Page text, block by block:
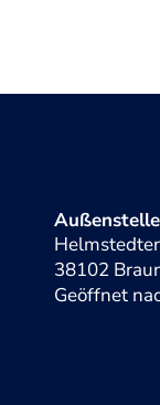
Außenstelle
38102
Geöffnet